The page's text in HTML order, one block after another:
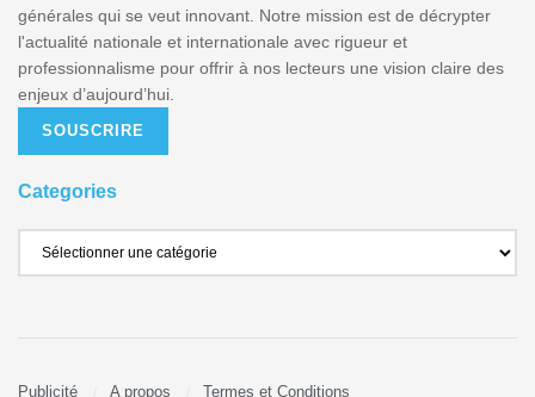
générales qui se veut innovant. Notre mission est de décrypter
l'actualité nationale et internationale avec rigueur et
professionnalisme pour offrir à nos lecteurs une vision claire des
enjeux d’aujourd’hui.
SOUSCRIRE
Categories
Publicité A propos Termes et Conditions